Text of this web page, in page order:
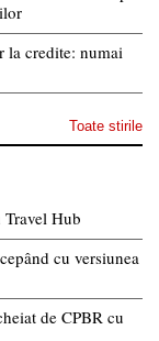
la credite: numai
Toate stirile
Hub
cu versiunea
de CPBR cu